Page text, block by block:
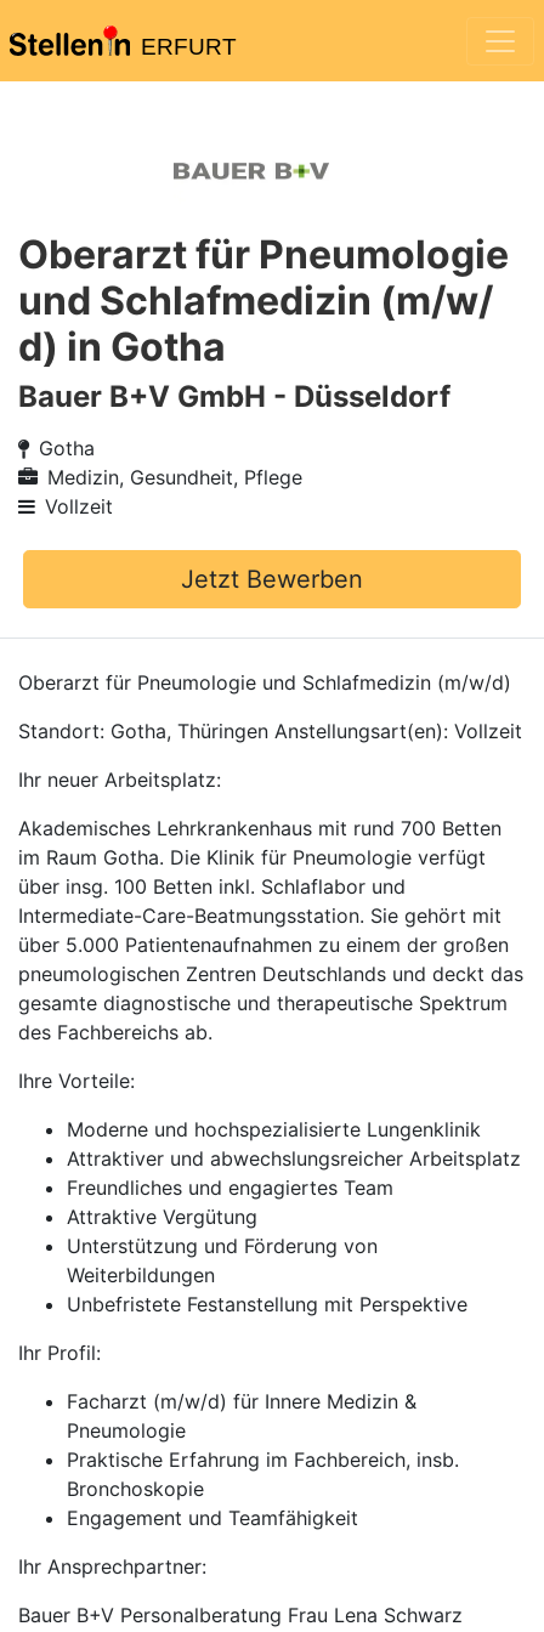
ERFURT
Oberarzt für Pneumologie
und Schlafmedizin (m/w/
d) in Gotha
Bauer B+V GmbH - Düsseldorf
Gotha
Medizin, Gesundheit, Pflege
Vollzeit
Jetzt Bewerben
Oberarzt für Pneumologie und Schlafmedizin (m/w/d)
Standort: Gotha, Thüringen Anstellungsart(en): Vollzeit
Ihr neuer Arbeitsplatz:
Akademisches Lehrkrankenhaus mit rund 700 Betten
im Raum Gotha. Die Klinik für Pneumologie verfügt
über insg. 100 Betten inkl. Schlaflabor und
Intermediate-Care-Beatmungsstation. Sie gehört mit
über 5.000 Patientenaufnahmen zu einem der großen
pneumologischen Zentren Deutschlands und deckt das
gesamte diagnostische und therapeutische Spektrum
des Fachbereichs ab.
Ihre Vorteile:
Moderne und hochspezialisierte Lungenklinik
Attraktiver und abwechslungsreicher Arbeitsplatz
Freundliches und engagiertes Team
Attraktive Vergütung
Unterstützung und Förderung von
Weiterbildungen
Unbefristete Festanstellung mit Perspektive
Ihr Profil:
Facharzt (m/w/d) für Innere Medizin &
Pneumologie
Praktische Erfahrung im Fachbereich, insb.
Bronchoskopie
Engagement und Teamfähigkeit
Ihr Ansprechpartner:
Bauer B+V Personalberatung Frau Lena Schwarz